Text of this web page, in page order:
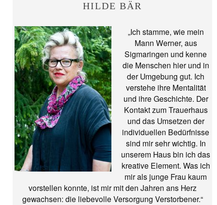
HILDE BÄR
„Ich stamme, wie mein
Mann Werner, aus
Sigmaringen und kenne
die Menschen hier und in
der Umgebung gut. Ich
verstehe ihre Mentalität
und ihre Geschichte. Der
Kontakt zum Trauerhaus
und das Umsetzen der
individuellen Bedürfnisse
sind mir sehr wichtig. In
unserem Haus bin ich das
kreative Element. Was ich
mir als junge Frau kaum
vorstellen konnte, ist mir mit den Jahren ans Herz
gewachsen: die liebevolle Versorgung Verstorbener.“